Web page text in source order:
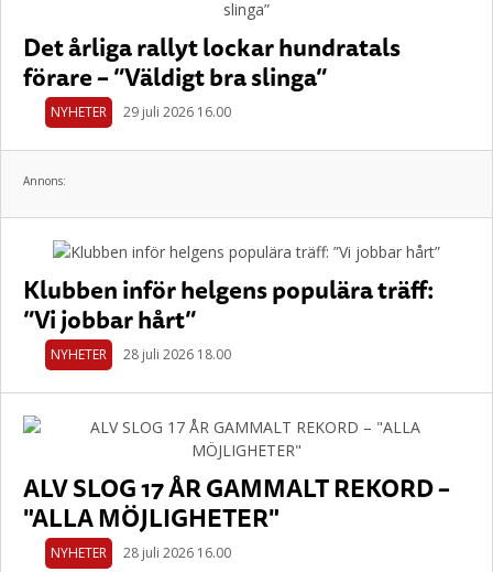
Det årliga rallyt lockar hundratals
förare – ”Väldigt bra slinga”
NYHETER 29 juli 2026 16.00
Annons:
Klubben inför helgens populära träff:
”Vi jobbar hårt”
NYHETER 28 juli 2026 18.00
ALV SLOG 17 ÅR GAMMALT REKORD –
"ALLA MÖJLIGHETER"
NYHETER 28 juli 2026 16.00